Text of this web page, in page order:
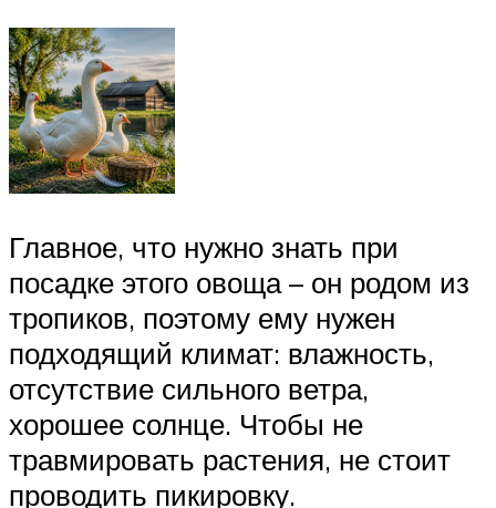
Главное, что нужно знать при
посадке этого овоща – он родом из
тропиков, поэтому ему нужен
подходящий климат: влажность,
отсутствие сильного ветра,
хорошее солнце. Чтобы не
травмировать растения, не стоит
проводить пикировку.